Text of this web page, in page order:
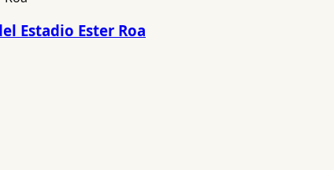
Estadio Ester Roa